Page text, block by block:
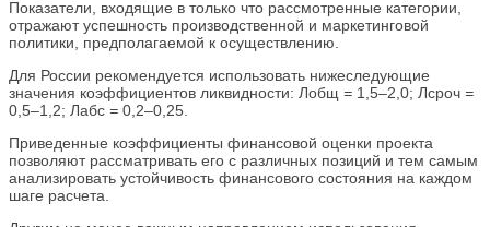
Показатели, входящие в только что рассмотренные категории,
отражают успешность производственной и маркетинговой
политики, предполагаемой к осуществлению.
Для России рекомендуется использовать нижеследующие
значения коэффициентов ликвидности: Лобщ = 1,5–2,0; Лсроч =
0,5–1,2; Лабс = 0,2–0,25.
Приведенные коэффициенты финансовой оценки проекта
позволяют рассматривать его с различных позиций и тем самым
анализировать устойчивость финансового состояния на каждом
шаге расчета.